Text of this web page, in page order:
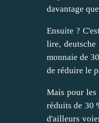
davantage
Ensuite ?
lire,
monnaie de
de réduire le
Mais pour les
réduits de 30
d'ailleurs